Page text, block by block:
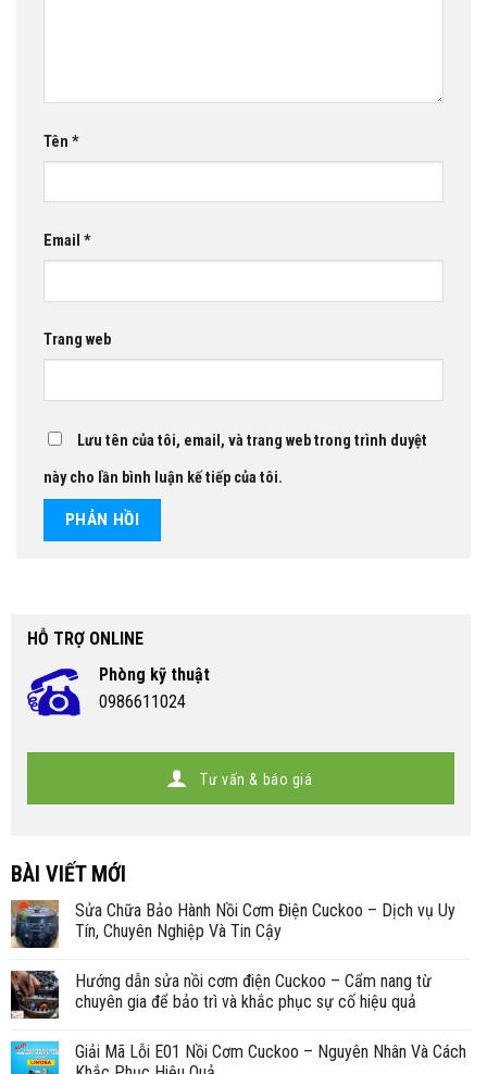
Tên *
Email *
Trang web
Lưu tên của tôi, email, và trang web trong trình duyệt
này cho lần bình luận kế tiếp của tôi.
HỖ TRỢ ONLINE
Phòng kỹ thuật
0986611024
Tư vấn & báo giá
BÀI VIẾT MỚI
Sửa Chữa Bảo Hành Nồi Cơm Điện Cuckoo – Dịch vụ Uy
Tín, Chuyên Nghiệp Và Tin Cậy
Hướng dẫn sửa nồi cơm điện Cuckoo – Cẩm nang từ
chuyên gia để bảo trì và khắc phục sự cố hiệu quả
Giải Mã Lỗi E01 Nồi Cơm Cuckoo – Nguyên Nhân Và Cách